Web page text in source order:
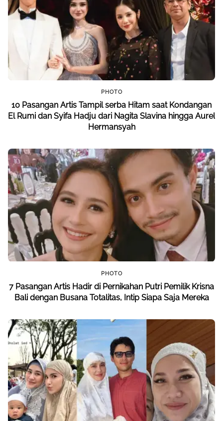
PHOTO
10 Pasangan Artis Tampil serba Hitam saat Kondangan
El Rumi dan Syifa Hadju dari Nagita Slavina hingga Aurel
Hermansyah
PHOTO
7 Pasangan Artis Hadir di Pernikahan Putri Pemilik Krisna
Bali dengan Busana Totalitas, Intip Siapa Saja Mereka